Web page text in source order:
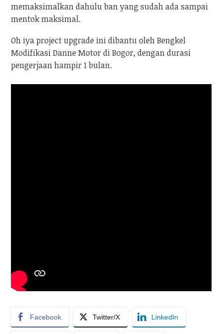
memaksimalkan dahulu ban yang sudah ada sampai
mentok maksimal.
Oh iya project upgrade ini dibantu oleh Bengkel
Modifikasi Danne Motor di Bogor, dengan durasi
pengerjaan hampir 1 bulan.
Facebook Twitter/X LinkedIn